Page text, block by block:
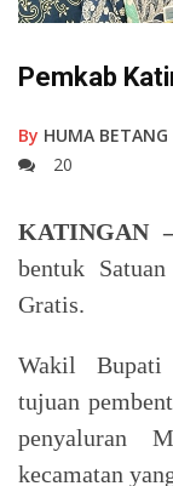
Pemkab
By HUMA BETANG
20
KATINGAN
bentuk
Gratis.
Wakil Bupati
tujuan
penyaluran
kecamatan